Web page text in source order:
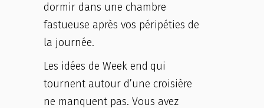
dormir dans une chambre
fastueuse après vos péripéties de
la journée.
Les idées de Week end qui
tournent autour d’une croisière
ne manquent pas. Vous avez